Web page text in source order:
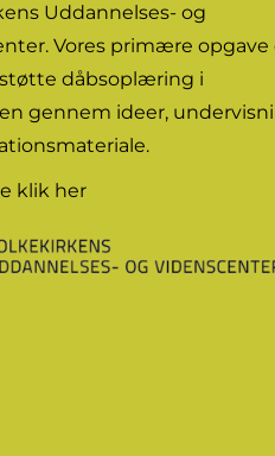
Uddannelses- og
Vores primære opgave
dåbsoplæring i
gennem ideer,
klik her